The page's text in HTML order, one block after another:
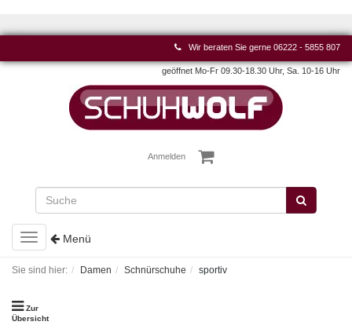
Wir beraten Sie gerne 06222 - 5855 807
geöffnet Mo-Fr 09.30-18.30 Uhr, Sa. 10-16 Uhr
Anmelden
Toggle
navigation
Menü
Sie sind hier: Damen Schnürschuhe sportiv
Zur
Übersicht